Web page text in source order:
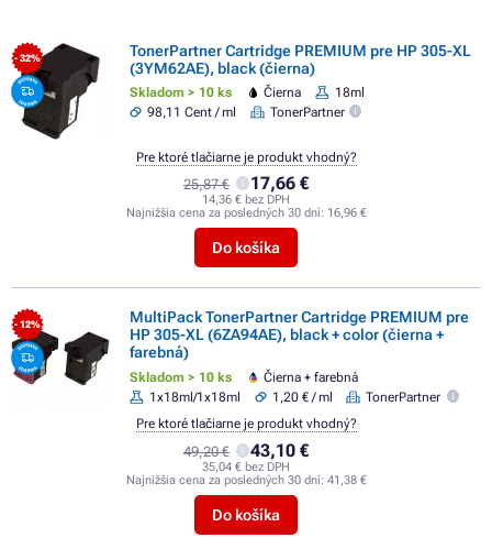
- 32%
TonerPartner Cartridge PREMIUM pre HP 305-XL
(3YM62AE), black (čierna)
Skladom > 10 ks Čierna
18ml
98,11 Cent / ml
TonerPartner
25,87 € 17,66 €
14,36 € bez DPH
Najnižšia cena za posledných 30 dní: 16,96 €
Do košíka
Pre ktoré tlačiarne je produkt vhodný?
- 12%
MultiPack TonerPartner Cartridge PREMIUM pre
HP 305-XL (6ZA94AE), black + color (čierna +
farebná)
Skladom > 10 ks
Čierna + farebná
1x18ml/1x18ml
1,20 € / ml TonerPartner
49,20 € 43,10 €
35,04 € bez DPH
Najnižšia cena za posledných 30 dní: 41,38 €
Do košíka
Pre ktoré tlačiarne je produkt vhodný?